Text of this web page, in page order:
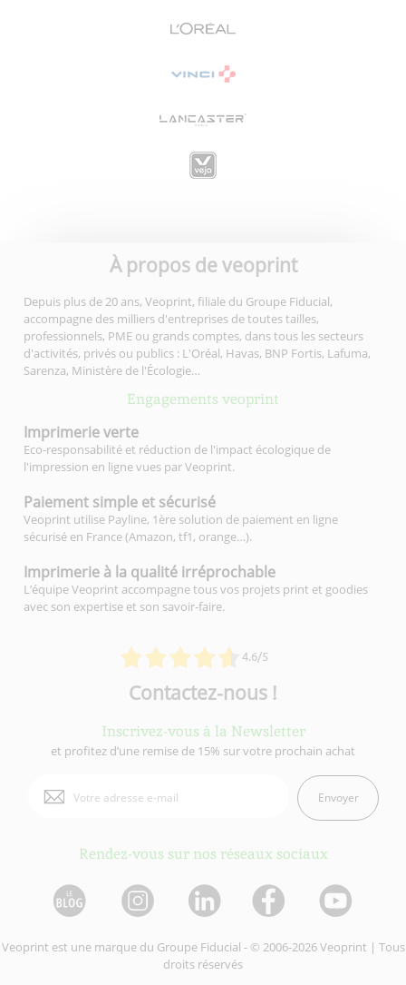
À propos de veoprint
Depuis plus de 20 ans, Veoprint, filiale du Groupe Fiducial,
accompagne des milliers d'entreprises de toutes tailles,
professionnels, PME ou grands comptes, dans tous les secteurs
d'activités, privés ou publics : L'Oréal, Havas, BNP Fortis, Lafuma,
Sarenza, Ministère de l'Écologie…
Engagements veoprint
4.6/5
Imprimerieverte
Eco-responsabilité et réduction de l'impact écologique de
l'impression en ligne vues par Veoprint.
Paiement simple et sécurisé
Veoprint utilise Payline, 1ère solution de paiement en ligne
sécurisé en France (Amazon, tf1, orange…).
Imprimerie à la qualité irréprochable
L’équipe Veoprint accompagne tous vos projets print et goodies
avec son expertise et son savoir-faire.
Contactez-nous !
Inscrivez-vous à la Newsletter
et profitez d’une remise de 15% sur votre prochain achat
Envoyer
Rendez-vous sur nos réseaux sociaux
Veoprint est une marque du Groupe Fiducial - © 2006-2026 Veoprint | Tous
droits réservés